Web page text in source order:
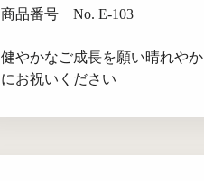
商品番号 No. E-103
健やかなご成長を願い晴れやか
にお祝いください